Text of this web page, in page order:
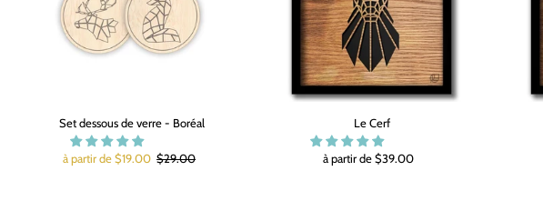
Set dessous de verre - Boréal
à partir de $19.00 $29.00
Le Cerf
à partir de $39.00